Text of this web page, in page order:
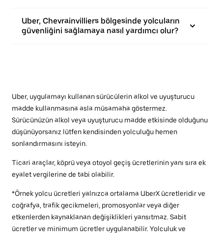
Uber, Chevrainvilliers bölgesinde yolcuların
güvenliğini sağlamaya nasıl yardımcı olur?
Uber, uygulamayı kullanan sürücülerin alkol ve uyuşturucu
madde kullanmasına asla müsamaha göstermez.
Sürücünüzün alkol veya uyuşturucu madde etkisinde olduğunu
düşünüyorsanız lütfen kendisinden yolculuğu hemen
sonlandırmasını isteyin.
Ticari araçlar, köprü veya otoyol geçiş ücretlerinin yanı sıra ek
eyalet vergilerine de tabi olabilir.
*Örnek yolcu ücretleri yalnızca ortalama UberX ücretleridir ve
coğrafya, trafik gecikmeleri, promosyonlar veya diğer
etkenlerden kaynaklanan değişiklikleri yansıtmaz. Sabit
ücretler ve minimum ücretler uygulanabilir. Yolculuk ve